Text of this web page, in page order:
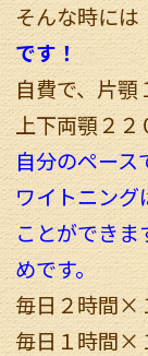
そんな時には
です！
自費で、片
上下両顎２２
自分のペー
ワイトニン
ことができま
めです。
毎日２時間×
毎日１時間×